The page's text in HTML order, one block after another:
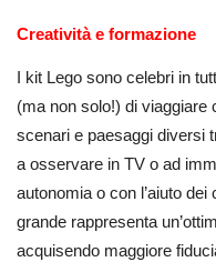
Creatività e formazione
I kit Lego sono celebri in
(ma non solo!) di viaggiare
scenari e paesaggi diversi
a osservare in TV o ad
autonomia o con l’aiuto
grande rappresenta
acquisendo maggiore